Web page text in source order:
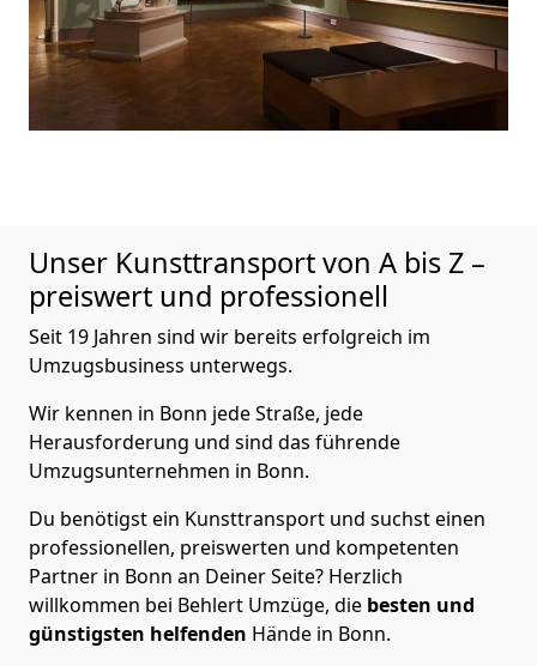
Unser Kunsttransport von A bis Z –
preiswert und professionell
Seit 19 Jahren sind wir bereits erfolgreich im
Umzugsbusiness unterwegs.
Wir kennen in Bonn jede Straße, jede
Herausforderung und sind das führende
Umzugsunternehmen in Bonn.
Du benötigst ein Kunsttransport und suchst einen
professionellen, preiswerten und kompetenten
Partner in Bonn an Deiner Seite? Herzlich
willkommen bei Behlert Umzüge, die besten und
günstigsten helfenden Hände in Bonn.